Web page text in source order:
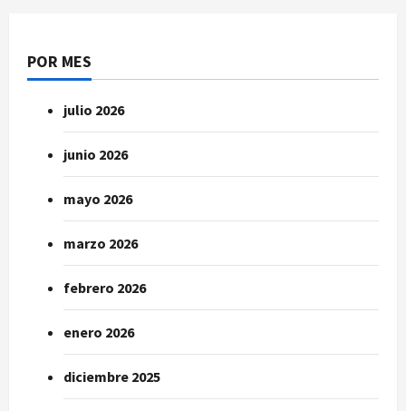
POR MES
julio 2026
junio 2026
mayo 2026
marzo 2026
febrero 2026
enero 2026
diciembre 2025